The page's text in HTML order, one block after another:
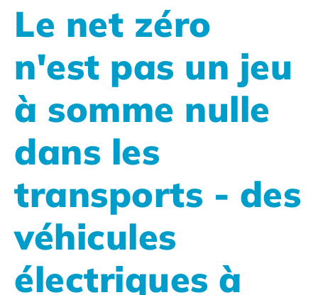
Le net zéro
n'est pas un jeu
à somme nulle
dans les
transports - des
véhicules
électriques à